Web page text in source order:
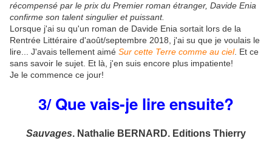
récompensé par le prix du Premier roman étranger, Davide Enia
confirme son talent singulier et puissant.
Lorsque j'ai su qu'un roman de Davide Enia sortait lors de la
Rentrée Littéraire d'août/septembre 2018, j'ai su que je voulais le
lire... J'avais tellement aimé Sur cette Terre comme au ciel. Et ce
sans savoir le sujet. Et là, j'en suis encore plus impatiente!
Je le commence ce jour!
3/ Que vais-je lire ensuite?
Sauvages. Nathalie BERNARD. Editions Thierry